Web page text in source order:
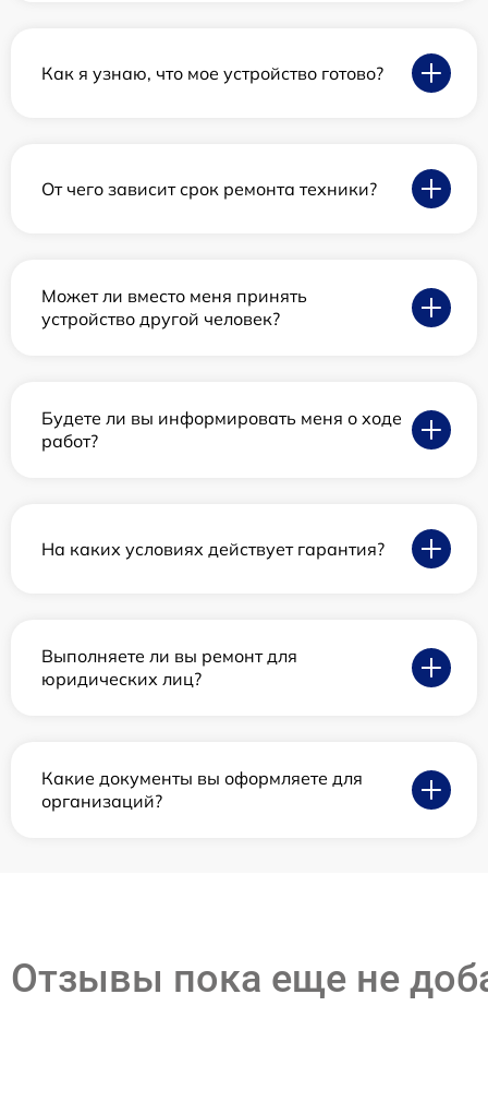
Как я узнаю, что мое устройство готово?
От чего зависит срок ремонта техники?
Может ли вместо меня принять
устройство другой человек?
Будете ли вы информировать меня о ходе
работ?
На каких условиях действует гарантия?
Выполняете ли вы ремонт для
юридических лиц?
Какие документы вы оформляете для
организаций?
Отзывы пока еще не